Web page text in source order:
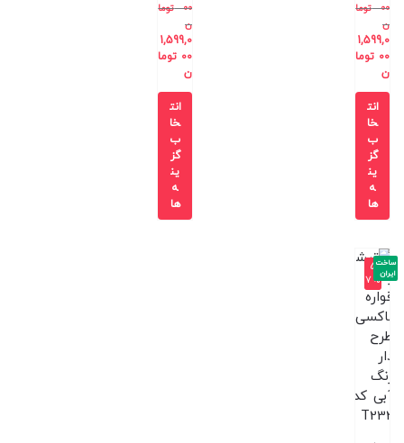
00
توما
ن
1,599,0
00 توما
ن
انت
خا
ب
گز
ین
ه
ها
00
توما
ن
1,599,0
00 توما
ن
انت
خا
ب
گز
ین
ه
ها
-5
7%
ساخت
ایران